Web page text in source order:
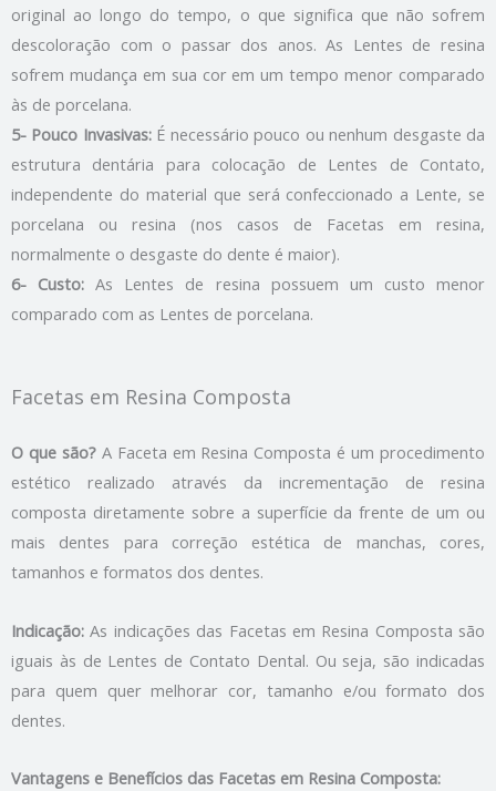
original ao longo do tempo, o que significa que não sofrem
descoloração com o passar dos anos. As Lentes de resina
sofrem mudança em sua cor em um tempo menor comparado
às de porcelana.
5- Pouco Invasivas:É necessário pouco ou nenhum desgaste da
estrutura dentária para colocação de Lentes de Contato,
independente do material que será confeccionado a Lente, se
porcelana ou resina (nos casos de Facetas em resina,
normalmente o desgaste do dente é maior).
6- Custo: As Lentes de resina possuem um custo menor
comparado com as Lentes de porcelana.
Facetas em Resina Composta
O que são?A Faceta em Resina Composta é um procedimento
estético realizado através da incrementação de resina
composta diretamente sobre a superfície da frente de um ou
mais dentes para correção estética de manchas, cores,
tamanhos e formatos dos dentes.
Indicação: As indicações das Facetas em Resina Composta são
iguais às de Lentes de Contato Dental. Ou seja, são indicadas
para quem quer melhorar cor, tamanho e/ou formato dos
dentes.
Vantagens e Benefícios das Facetas em Resina Composta: